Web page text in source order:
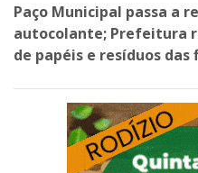
Paço Municipal passa a
autocolante; Prefeitura
de papéis e resíduos